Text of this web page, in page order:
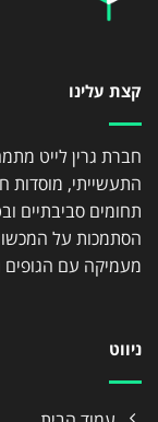
קצת עלינו
חברת גרין לייט
התעשייתי, מוסדות
תחומים סביבתיים
הסתמכות על
מעמיקה עם הגופים
ניווט